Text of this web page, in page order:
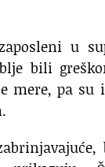
u
bili
mere, pa su